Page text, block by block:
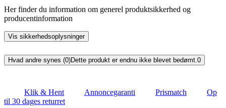
Her finder du information om generel produktsikkerhed og
producentinformation
Vis sikkerhedsoplysninger
Hvad andre synes (0)Dette produkt er endnu ikke blevet bedømt. 0
Klik & Hent Annoncegaranti Prismatch
Op
til 30 dages returret